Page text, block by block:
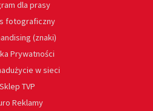
dla prasy
fotograficzny
(znaki)
Prywatności
w sieci
Sklep TVP
Reklamy